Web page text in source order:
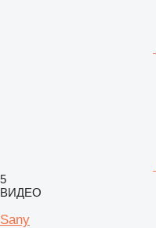
5
ВИДЕО
Sany